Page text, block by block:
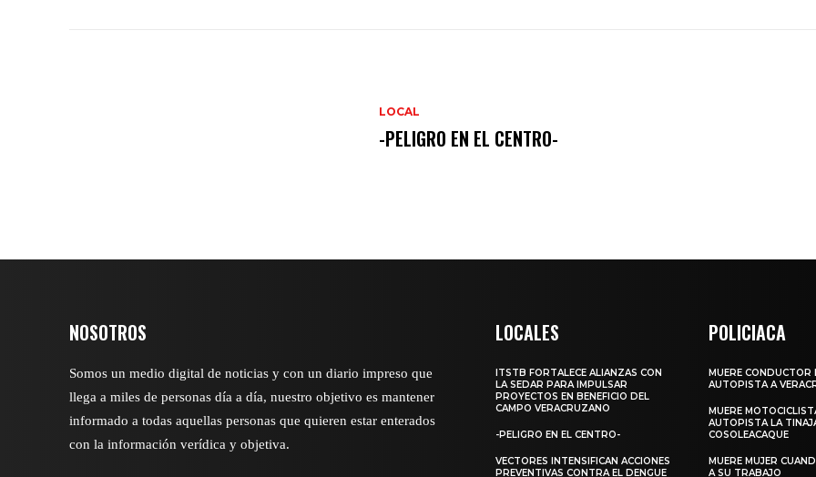
LOCAL
-PELIGRO EN EL CENTRO-
NOSOTROS
Somos un medio digital de noticias y con un diario impreso que
llega a miles de personas día a día, nuestro objetivo es mantener
informado a todas aquellas personas que quieren estar enterados
con la información verídica y objetiva.
LOCALES
ITSTB FORTALECE ALIANZAS CON
LA SEDAR PARA IMPULSAR
PROYECTOS EN BENEFICIO DEL
CAMPO VERACRUZANO
-PELIGRO EN EL CENTRO-
VECTORES INTENSIFICAN ACCIONES
PREVENTIVAS CONTRA EL DENGUE
POLICIACA
MUERE CONDUCTOR
AUTOPISTA A
MUERE
AUTOPISTA LA
COSOLEACAQUE
MUERE MUJER
A SU TRABAJO